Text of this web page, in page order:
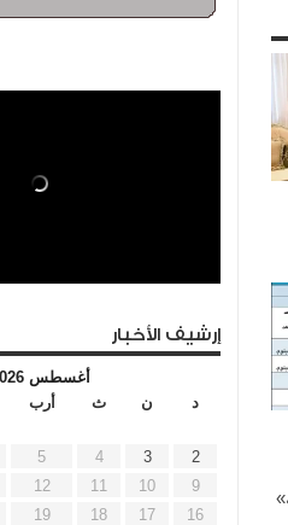
إرشيف الأخبار
أغسطس 2026
د
ن ث أرب
2
3
4
5
9
10
11
12
16
17
18
19